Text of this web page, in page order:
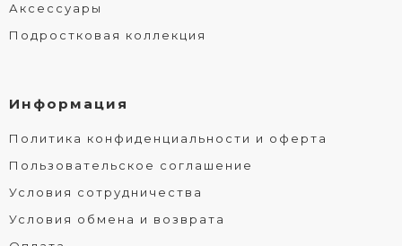
Аксессуары
Подростковая коллекция
Информация
Политика конфиденциальности и оферта
Пользовательское соглашение
Условия сотрудничества
Условия обмена и возврата